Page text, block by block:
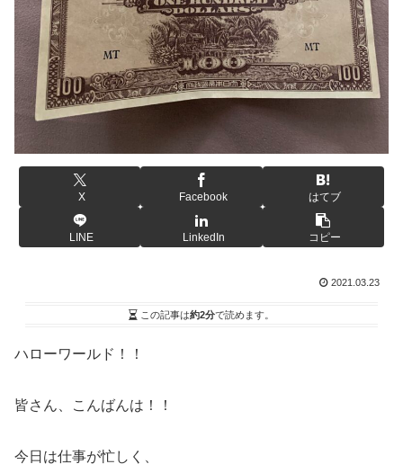
X Facebook はてブ
LINE LinkedIn コピー
2021.03.23
この記事は約2分で読めます。
ハローワールド！！
皆さん、こんばんは！！
今日は仕事が忙しく、